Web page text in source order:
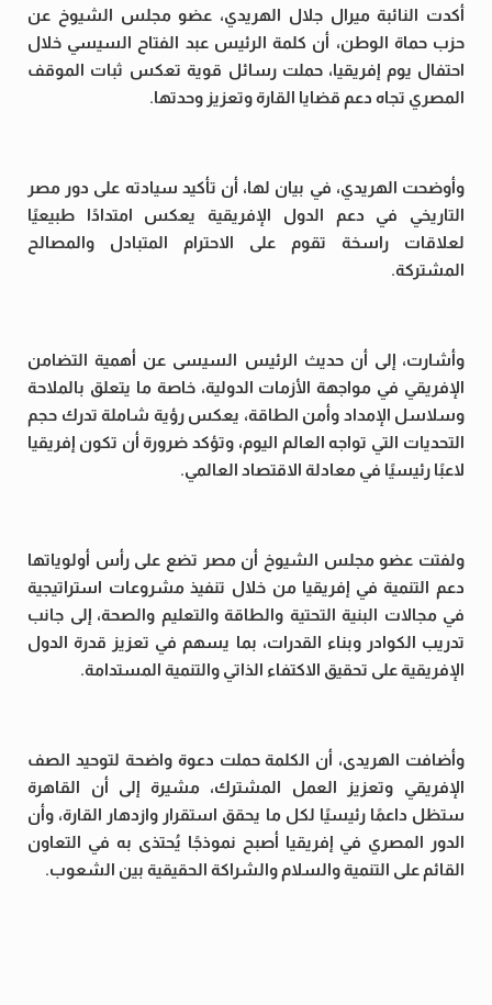
أكدت النائبة ميرال جلال الهريدي، عضو مجلس الشيوخ عن
حزب حماة الوطن، أن كلمة الرئيس عبد الفتاح السيسي خلال
احتفال يوم إفريقيا، حملت رسائل قوية تعكس ثبات الموقف
المصري تجاه دعم قضايا القارة وتعزيز وحدتها.
وأوضحت الهريدي، في بيان لها، أن تأكيد سيادته على دور مصر
التاريخي في دعم الدول الإفريقية يعكس امتدادًا طبيعيًا
لعلاقات راسخة تقوم على الاحترام المتبادل والمصالح
المشتركة.
وأشارت، إلى أن حديث الرئيس السيسى عن أهمية التضامن
الإفريقي في مواجهة الأزمات الدولية، خاصة ما يتعلق بالملاحة
وسلاسل الإمداد وأمن الطاقة، يعكس رؤية شاملة تدرك حجم
التحديات التي تواجه العالم اليوم، وتؤكد ضرورة أن تكون إفريقيا
لاعبًا رئيسيًا في معادلة الاقتصاد العالمي.
ولفتت عضو مجلس الشيوخ أن مصر تضع على رأس أولوياتها
دعم التنمية في إفريقيا من خلال تنفيذ مشروعات استراتيجية
في مجالات البنية التحتية والطاقة والتعليم والصحة، إلى جانب
تدريب الكوادر وبناء القدرات، بما يسهم في تعزيز قدرة الدول
الإفريقية على تحقيق الاكتفاء الذاتي والتنمية المستدامة.
وأضافت الهريدى، أن الكلمة حملت دعوة واضحة لتوحيد الصف
الإفريقي وتعزيز العمل المشترك، مشيرة إلى أن القاهرة
ستظل داعمًا رئيسيًا لكل ما يحقق استقرار وازدهار القارة، وأن
الدور المصري في إفريقيا أصبح نموذجًا يُحتذى به في التعاون
القائم على التنمية والسلام والشراكة الحقيقية بين الشعوب.